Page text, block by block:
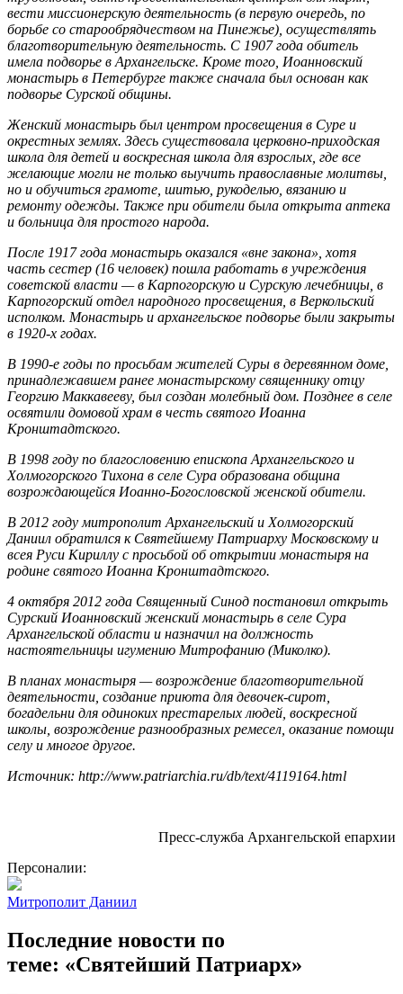
вести миссионерскую деятельность (в первую очередь, по
борьбе со старообрядчеством на Пинежье), осуществлять
благотворительную деятельность. С 1907 года обитель
имела подворье в Архангельске. Кроме того, Иоанновский
монастырь в Петербурге также сначала был основан как
подворье Сурской общины.
Женский монастырь был центром просвещения в Суре и
окрестных землях. Здесь существовала церковно-приходская
школа для детей и воскресная школа для взрослых, где все
желающие могли не только выучить православные молитвы,
но и обучиться грамоте, шитью, рукоделью, вязанию и
ремонту одежды. Также при обители была открыта аптека
и больница для простого народа.
После 1917 года монастырь оказался «вне закона», хотя
часть сестер (16 человек) пошла работать в учреждения
советской власти — в Карпогорскую и Сурскую лечебницы, в
Карпогорский отдел народного просвещения, в Веркольский
исполком. Монастырь и архангельское подворье были закрыты
в 1920-х годах.
В 1990-е годы по просьбам жителей Суры в деревянном доме,
принадлежавшем ранее монастырскому священнику отцу
Георгию Маккавееву, был создан молебный дом. Позднее в селе
освятили домовой храм в честь святого Иоанна
Кронштадтского.
В 1998 году по благословению епископа Архангельского и
Холмогорского Тихона в селе Сура образована община
возрождающейся Иоанно-Богословской женской обители.
В 2012 году митрополит Архангельский и Холмогорский
Даниил обратился к Святейшему Патриарху Московскому и
всея Руси Кириллу с просьбой об открытии монастыря на
родине святого Иоанна Кронштадтского.
4 октября 2012 года Священный Синод постановил открыть
Сурский Иоанновский женский монастырь в селе Сура
Архангельской области и назначил на должность
настоятельницы игумению Митрофанию (Миколко).
В планах монастыря — возрождение благотворительной
деятельности, создание приюта для девочек-сирот,
богадельни для одиноких престарелых людей, воскресной
школы, возрождение разнообразных ремесел, оказание помощи
селу и многое другое.
Источник: http://www.patriarchia.ru/db/text/4119164.html
Пресс-служба Архангельской епархии
Персоналии:
Митрополит Даниил
Последние новости по
теме: «Святейший Патриарх»